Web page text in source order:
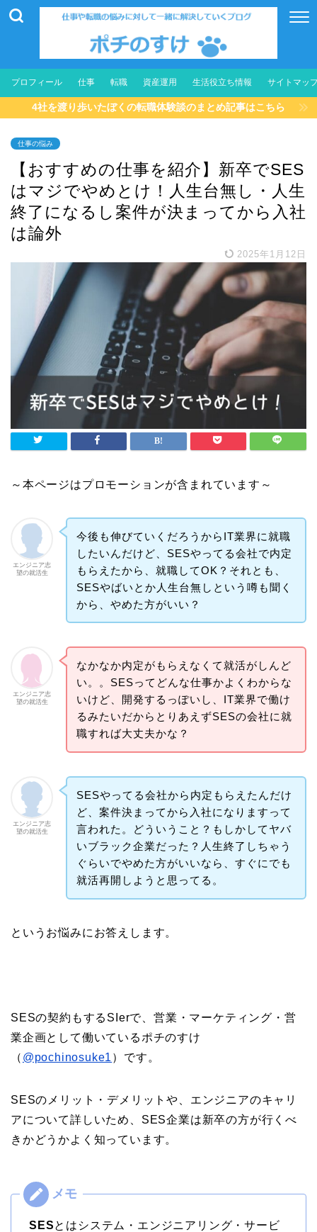
プロフィール 仕事 転職 資産運用 生活役立ち情報 サイトマッ
4社を渡り歩いたぼくの転職体験談のまとめ記事はこちら
仕事の悩み
【おすすめの仕事を紹介】新卒でSES
はマジでやめとけ！人生台無し・人生
終了になるし案件が決まってから入社
は論外
2025年1月12日
～本ページはプロモーションが含まれています～
エンジニア志
望の就活生
今後も伸びていくだろうからIT業界に就職
したいんだけど、SESやってる会社で内定
もらえたから、就職してOK？それとも、
SESやばいとか人生台無しという噂も聞く
から、やめた方がいい？
エンジニア志
望の就活生
なかなか内定がもらえなくて就活がしんど
い。。SESってどんな仕事かよくわからな
いけど、開発するっぽいし、IT業界で働け
るみたいだからとりあえずSESの会社に就
職すれば大丈夫かな？
エンジニア志
望の就活生
SESやってる会社から内定もらえたんだけ
ど、案件決まってから入社になりますって
言われた。どういうこと？もしかしてヤバ
いブラック企業だった？人生終了しちゃう
ぐらいでやめた方がいいなら、すぐにでも
就活再開しようと思ってる。
というお悩みにお答えします。
SESの契約もするSIerで、営業・マーケティング・営
業企画として働いているポチのすけ
（ @pochinosuke1 ）です。
SESのメリット・デメリットや、エンジニアのキャリ
アについて詳しいため、SES企業は新卒の方が行くべ
きかどうかよく知っています。
SESとはシステム・エンジニアリング・サービ